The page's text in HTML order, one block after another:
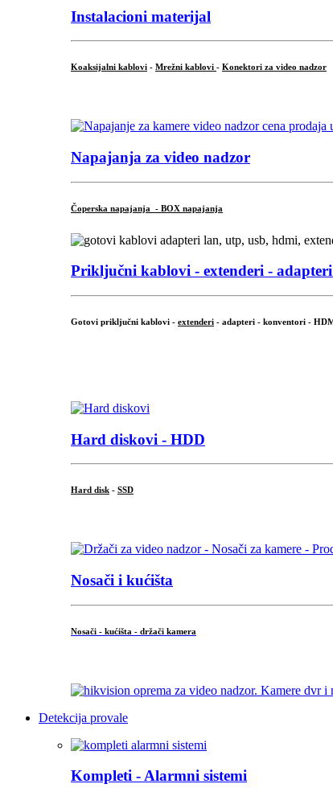
Instalacioni materijal
Koaksijalni kablovi - Mrežni kablovi - Konektori za video nadzor
Napajanja za video nadzor
Čoperska napajanja - BOX napajanja
Priključni kablovi - extenderi -
Gotovi priključni kablovi - extenderi - adapteri - konventori -
Hard diskovi - HDD
Hard disk - SSD
Nosači i kućišta
Nosači - kućišta - držači kamera
Detekcija provale
Kompleti - Alarmni sistemi